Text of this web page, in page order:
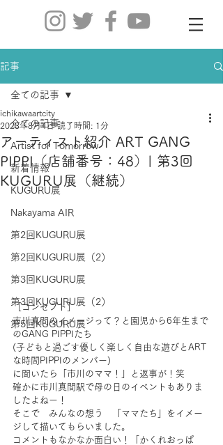
記事
全ての記事
Artist for Tomorrow
新着情報
KUGURU展
Nakayama AIR
第2回KUGURU展
第2回KUGURU展（2）
第3回KUGURU展
第3回KUGURU展（2）
第5回KUGURU展
全ての記事
アーティスト紹介 ART GANG
PIPPI（店舗番号：48）| 第3回
KUGURU展（継続）
ichikawaartcity
2023年8月4日 読了時間: 1分
［コンセプト］
市川真間のイメージって？と園児から6年生まで
のGANG PIPPIたち
(子どもと過ごす優しく楽しく自由な遊びとART
な時間PIPPIのメンバー)
に聞いたら「市川のママ！」と返事が！笑
確かに市川真間駅で母の日のイベントもありま
したよねー！
そこで　みんなの想う　「ママたち」をイメー
ジして描いてもらいました。
コメントもなかなか面白い！「かくれおっぱ